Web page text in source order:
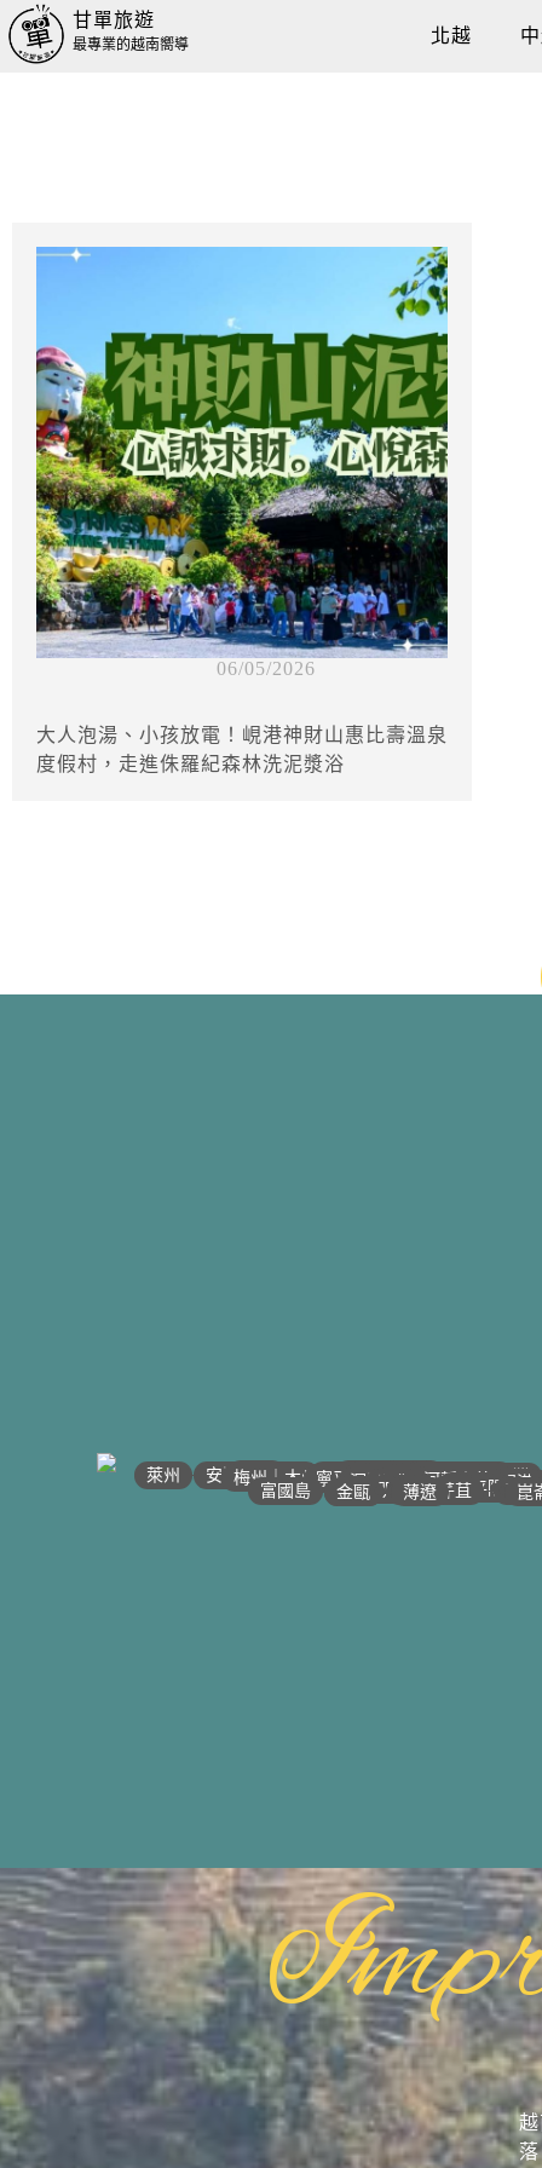
甘單旅遊
最專業的越南嚮導 北越
06/05/2026
大人泡湯、小孩放電！峴港神財山惠比壽溫泉
度假村，走進侏羅紀森林洗泥漿浴
• 河江｜高平
沙壩 •
萊州 • 宣光 •
安沛｜木江界 • • 太原
梅州｜木州 •• 北江｜北寧
• 下龍灣
• 河內
• 海防｜海洋
• 南定｜清化
寧平 •• 河靜｜義安
洞海 •
順化 •• 峴港
•
邦美蜀 •
大叻
平陽 •
西寧 •
胡志明 •
美萩 •
富國島 •迪石 •
金甌 • •
• 頭頓
• 芹苴 • 崑
• 薄遼